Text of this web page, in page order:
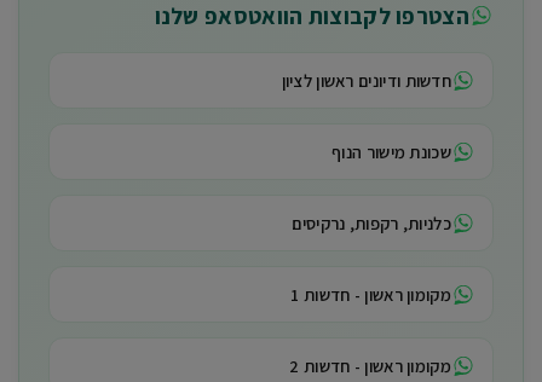
הצטרפו לקבוצות הוואטסאפ שלנו
חדשות ודיונים ראשון לציון
שכונת מישור הנוף
כלניות, רקפות, נרקיסים
מקומון ראשון - חדשות 1
מקומון ראשון - חדשות 2